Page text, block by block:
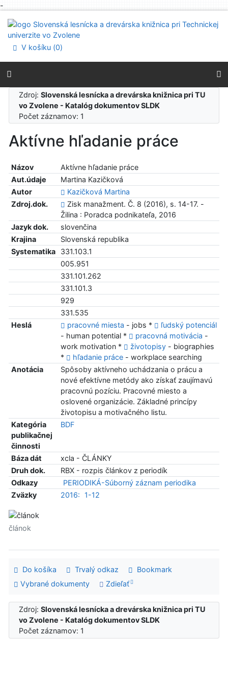
-
Prejsť na menu
Prehlásenie o webovej prístupnosti
V košíku (0)
Zdroj:Slovenská lesnícka a drevárska knižnica pri TU
vo Zvolene - Katalóg dokumentov SLDK
Počet záznamov: 1
Aktívne hľadanie práce
Názov
Aktívne hľadanie práce
Aut.údaje
Martina Kazičková
Autor
Kazičková Martina
Zdroj.dok.
Zisk manažment. Č. 8 (2016), s. 14-17. -
Žilina : Poradca podnikateľa, 2016
Jazyk dok.
slovenčina
Krajina
Slovenská republika
Systematika
331.103.1
005.951
331.101.262
331.101.3
929
331.535
Heslá
pracovné miesta - jobs *
ľudský potenciál
- human potential *
pracovná motivácia -
work motivation *
životopisy- biographies
*
hľadanie práce- workplace searching
Anotácia
Spôsoby aktívneho uchádzania o prácu a
nové efektívne metódy ako získať zaujímavú
pracovnú pozíciu. Pracovné miesto a
oslovené organizácie. Základné princípy
životopisu a motivačného listu.
Kategória
publikačnej
činnosti
BDF
Báza dát
xcla - ČLÁNKY
Druh dok.
RBX - rozpis článkov z periodík
Odkazy
PERIODIKÁ-Súborný záznam periodika
Zväzky
2016: 1-12
článok
Do košíka Trvalý odkaz
Bookmark
Vybrané dokumenty
Zdieľať
Zdroj:Slovenská lesnícka a drevárska knižnica pri TU
vo Zvolene - Katalóg dokumentov SLDK
Počet záznamov: 1